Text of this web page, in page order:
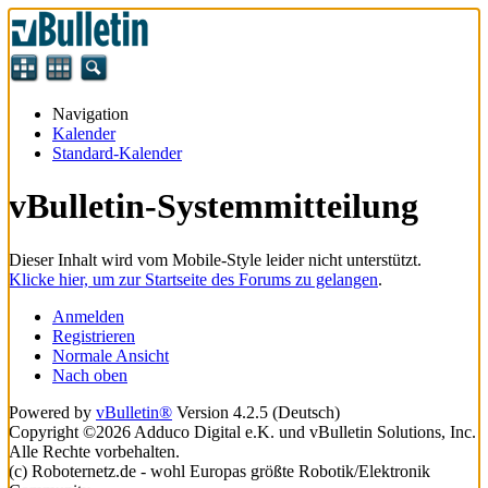
Navigation
Kalender
Standard-Kalender
vBulletin-Systemmitteilung
Dieser Inhalt wird vom Mobile-Style leider nicht unterstützt.
Klicke hier, um zur Startseite des Forums zu gelangen.
Anmelden
Registrieren
Normale Ansicht
Nach oben
Powered by vBulletin® Version 4.2.5 (Deutsch)
Copyright ©2026 Adduco Digital e.K. und vBulletin Solutions, Inc.
Alle Rechte vorbehalten.
(c) Roboternetz.de - wohl Europas größte Robotik/Elektronik